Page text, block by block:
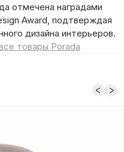
отмечена наградами
Award, подтверждая
дизайна интерьеров.
товары Porada